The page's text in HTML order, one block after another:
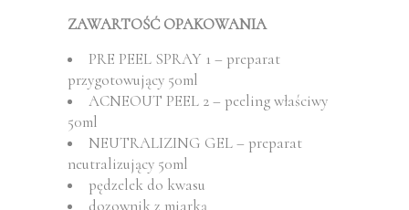
ZAWARTOŚĆ OPAKOWANIA
PRE PEEL SPRAY 1 – preparat
przygotowujący 50ml
ACNEOUT PEEL 2 – peeling właściwy
50ml
NEUTRALIZING GEL – preparat
neutralizujący 50ml
pędzelek do kwasu
dozownik z miarką